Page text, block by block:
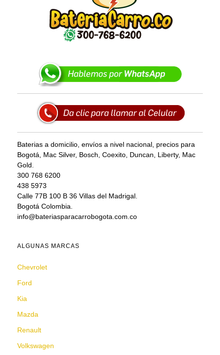
Baterias a domicilio, envíos a nivel nacional, precios para
Bogotá, Mac Silver, Bosch, Coexito, Duncan, Liberty, Mac
Gold.
300 768 6200
438 5973
Calle 77B 100 B 36 Villas del Madrigal.
Bogotá Colombia.
info@bateriasparacarrobogota.com.co
ALGUNAS MARCAS
Chevrolet
Ford
Kia
Mazda
Renault
Volkswagen